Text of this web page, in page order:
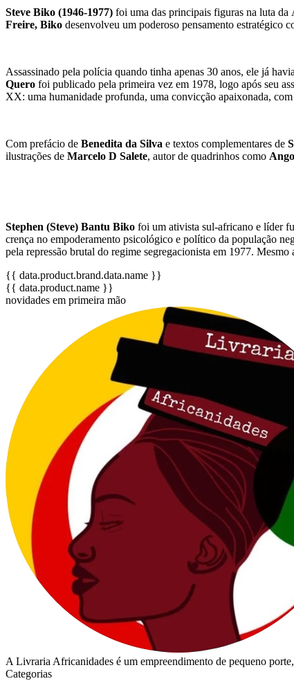
Steve Biko (1946-1977) foi uma das principais figuras na luta
Freire, Biko desenvolveu um poderoso pensamento estratégico
Assassinado pela polícia quando tinha apenas 30 anos, ele já
Quero foi publicado pela primeira vez em 1978, logo após seu
XX: uma humanidade profunda, uma convicção apaixonada,
Com prefácio de Benedita da Silva e textos complementares de
ilustrações de Marcelo D Salete, autor de quadrinhos como
Stephen (Steve) Bantu Biko foi um ativista sul-africano e líder
crença no empoderamento psicológico e político da população
pela repressão brutal do regime segregacionista em 1977.
{{ data.product.brand.data.name }}
{{ data.product.name }}
novidades em primeira mão
A Livraria Africanidades é um empreendimento de pequeno
Categorias